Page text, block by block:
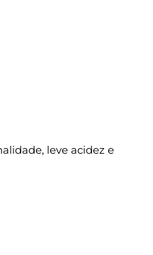
leve acidez e